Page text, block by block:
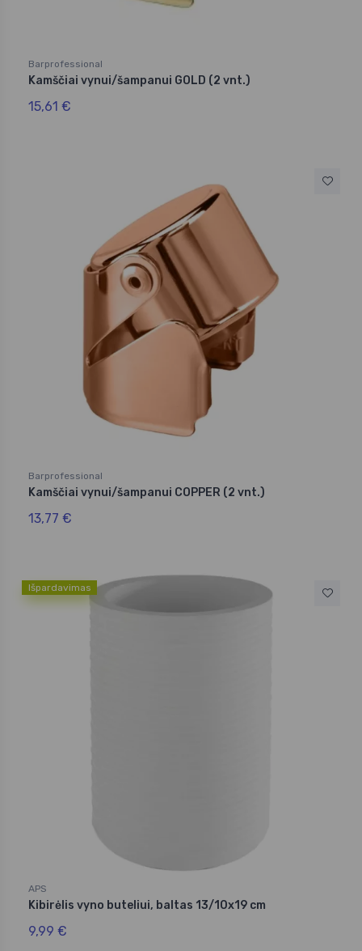
Barprofessional
Kamščiai vynui/šampanui GOLD (2 vnt.)
15,61 €
Barprofessional
Kamščiai vynui/šampanui COPPER (2 vnt.)
13,77 €
Išpardavimas
APS
Kibirėlis vyno buteliui, baltas 13/10x19 cm
9,99 €